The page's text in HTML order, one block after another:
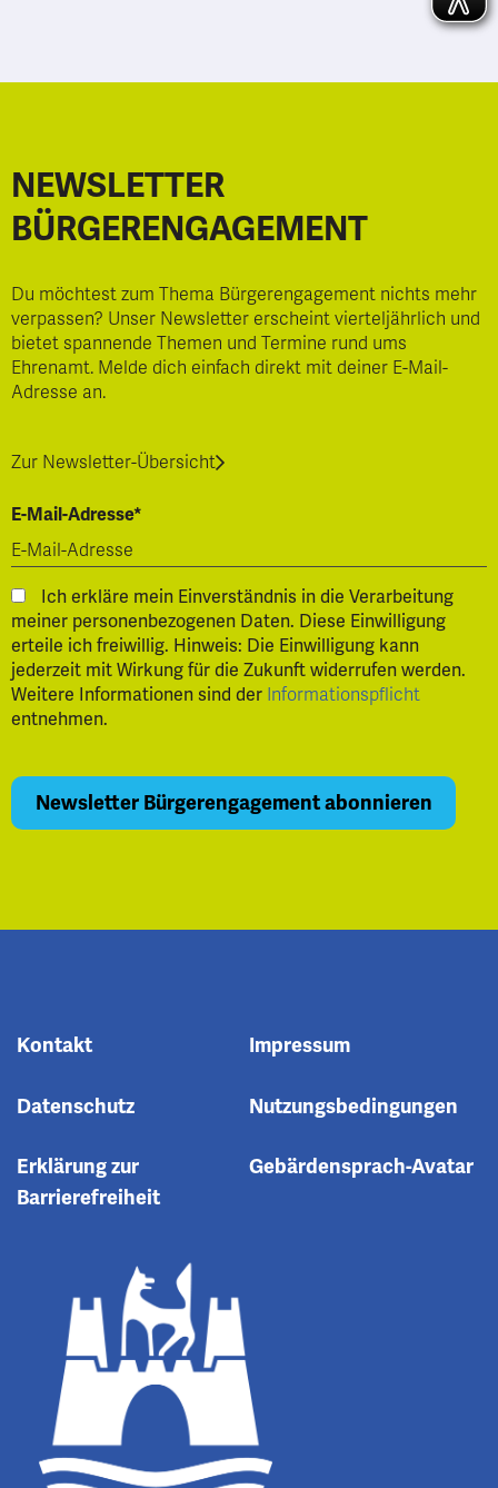
NEWSLETTER
BÜRGERENGAGEMENT
Du möchtest zum Thema Bürgerengagement nichts mehr
verpassen? Unser Newsletter erscheint vierteljährlich und
bietet spannende Themen und Termine rund ums
Ehrenamt. Melde dich einfach direkt mit deiner E-Mail-
Adresse an.
Zur Newsletter-Übersicht
E-Mail-Adresse*
Ich erkläre mein Einverständnis in die Verarbeitung
meiner personenbezogenen Daten. Diese Einwilligung
erteile ich freiwillig. Hinweis: Die Einwilligung kann
jederzeit mit Wirkung für die Zukunft widerrufen werden.
Weitere Informationen sind der Informationspflicht
entnehmen.
Kontakt Impressum
Datenschutz Nutzungsbedingungen
Erklärung zur
Barrierefreiheit
Gebärdensprach-Avatar